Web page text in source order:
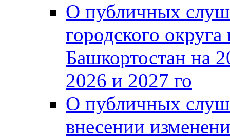
О публичных
городского
Башкортостан на
2026 и 2027 го
О публичных
внесении